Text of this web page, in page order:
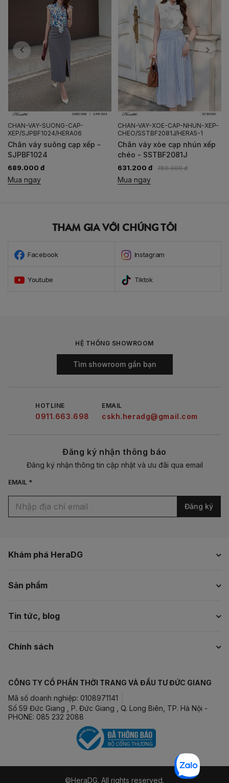
CHAN-VAY-SUONG-CAP-
XEP/SJPBF1024/HERA06
Chân váy suông cạp xếp -
SJPBF1024
689.000 đ
Mua ngay
CHAN-VAY-XOE-CAP-NHUN-XEP-
CHEO/SSTBF2081J/HERA5-1
Chân váy xòe cạp nhún xếp
chéo - SSTBF2081J
631.200 đ 789.000 đ
Mua ngay
THAM GIA VỚI CHÚNG TÔI
Facebook Instagram
Youtube Tiktok
Khám phá HeraDG
Sản phẩm
Tin tức, blog
Chính sách
HỆ THỐNG SHOWROOM
Tìm showroom gần bạn
HOTLINE
0911.663.698
EMAIL
cskh.heradg@gmail.com
Đăng ký nhận thông báo
Đăng ký nhận thông tin cập nhật và ưu đãi qua email
EMAIL *
Đăng ký
CÔNG TY CỔ PHẦN THỜI TRANG VÀ ĐẦU TƯ ĐỨC GIANG
Mã số doanh nghiệp: 0108971141
Số 59 Đức Giang , P. Đức Giang , Q. Long Biên, TP. Hà Nội -
PHONE: 085 232 2088
©HeraDG. All rights reserved.